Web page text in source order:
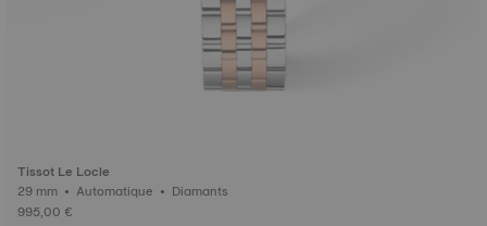
Tissot Le Locle
29 mm • Automatique • Diamants
995,00 €